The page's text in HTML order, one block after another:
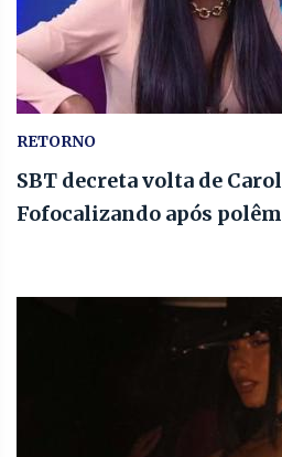
RETORNO
SBT decreta volta de
Fofocalizando após